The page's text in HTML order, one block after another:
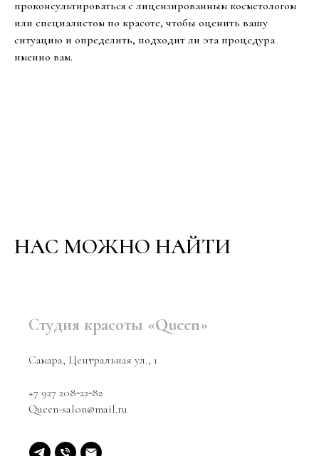
проконсультироваться с лицензированным косметологом
или специалистом по красоте, чтобы оценить вашу
ситуацию и определить, подходит ли эта процедура
именно вам.
НАС МОЖНО НАЙТИ
Студия красоты «Queen»
Самара, Центральная ул., 1
+7 927 208‑22‑82
Queen-salon@mail.ru